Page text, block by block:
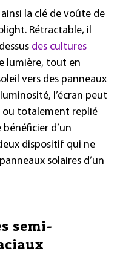
la clé de voûte de
Rétractable, il
des cultures
lumière, tout en
vers des panneaux
l’écran peut
ou totalement replié
d’un
dispositif qui ne
solaires d’un
semi-